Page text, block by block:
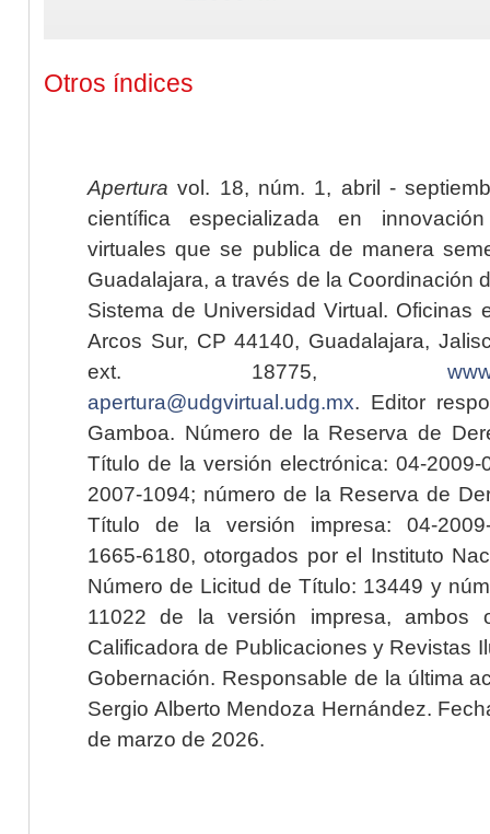
Otros índices
Apertura vol. 18, núm. 1, abril -
científica especializada en
virtuales que se publica de manera
Guadalajara, a través de la Coordinación
Sistema de Universidad Virtual. Oficinas
Arcos Sur, CP 44140, Guadalajara,
ext. 18775,
apertura@udgvirtual.udg.mx. Editor
Gamboa. Número de la Reserva de
Título de la versión electrónica: 04-2009-
2007-1094; número de la Reserva de
Título de la versión impresa: 04-2009-
1665-6180, otorgados por el Instituto
Número de Licitud de Título: 13449 y
11022 de la versión impresa, ambos
Calificadora de Publicaciones y Revistas
Gobernación. Responsable de la última
Sergio Alberto Mendoza Hernández.
de marzo de 2026.